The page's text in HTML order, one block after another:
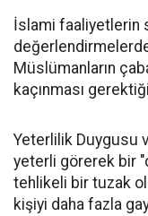
İslami faaliyetlerin
Müslümanların
kaçınması
Yeterlilik Duygusu
yeterli görerek bir
tehlikeli bir tuzak
kişiyi daha fazla